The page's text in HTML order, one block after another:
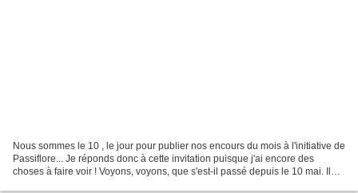
Nous sommes le 10 , le jour pour publier nos encours du mois à l'initiative de
Passiflore... Je réponds donc à cette invitation puisque j'ai encore des
choses à faire voir ! Voyons, voyons, que s'est-il passé depuis le 10 mai. Il